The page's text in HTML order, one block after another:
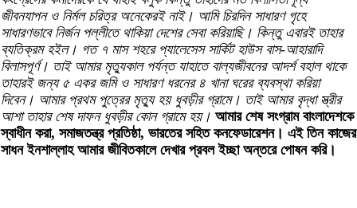
জীবনযাপন ও নির্মল চরিত্র অনেকেরই নাই। আমি চিরদিন সাধারণ গৃহে
সাধারণভাবে নির্জন পল্লীতে থাকিয়া দেশের সেবা করিয়াছি। কিন্তু এবারই তাহার
ব্যতিক্রম হইল। গত ৭ মাস শহরে প্যালেসেস সার্কিট হাউস বাস-আহারাদি
বিলাসপূর্ণ। তাই আমার মৃত্যুকাল পর্যন্ত যাহাতে বাল্যজীবনের আদর্শ বহাল থাকে
তাহারই জন্য ৫ একর জমি ও সাধারণ ধরনের ৪ খানা ঘরের ব্যবস্থা করিয়া
দিবেন। আমার প্রথম পুত্রের মৃত্যু হয় ধুবড়ীর গ্রামে। তাই আমার বৃদ্ধা স্ত্রীর
আশা তাহার শেষ দাফন ধুবড়ীর কোন গ্রামে হয়। আমার শেষ সংগ্রাম বাংলাদেশকে
স্বাধীন করা, সমাজতন্ত্র প্রতিষ্ঠা, ভারতের সহিত কনফেডারেশন। এই তিন কাজের
সাধন ইনশাল্লাহ আমার জীবিতকালে দেখার প্রবল ইচ্ছা অন্তরে পোষন করি।